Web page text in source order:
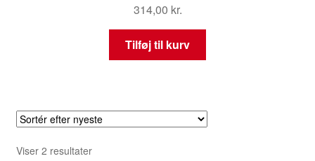
314,00 kr.
Tilføj til kurv
Viser 2 resultaterSorteret